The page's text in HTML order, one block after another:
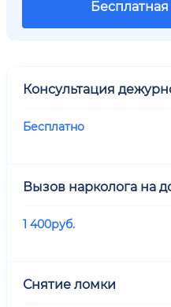
Консультация
Бесплатно
Вызов нарколога на
1 400руб.
Снятие ломки